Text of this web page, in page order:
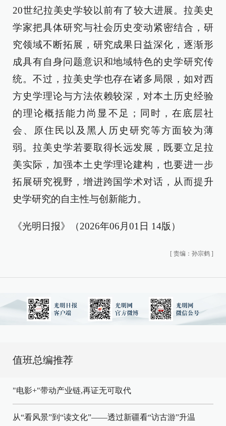
20世纪拉美史学较以前有了较大进展。拉美史
学家把具体研究与社会历史变动紧密结合，研
究领域不断拓展，研究成果日益深化，逐渐形
成具有自身问题意识和地域特色的史学研究传
统。不过，拉美史学也存在诸多局限，如对西
方史学理论与方法依赖较深，对本土历史经验
的理论概括能力尚显不足；同时，在底层社
会、原住民以及黑人历史研究等方面较为薄
弱。拉美史学若要取得长远发展，既要立足拉
美实际，加强本土史学理论建构，也要进一步
拓展研究视野，增进跨国学术对话，从而提升
史学研究的自主性与创新能力。
《光明日报》（2026年06月01日 14版）
[ 责编：孙宗鹤 ]
值班总编推荐
"电影+"带动产业链,再证无可取代
从“看风景”到“读文化”——透过新疆看“访古游”升温